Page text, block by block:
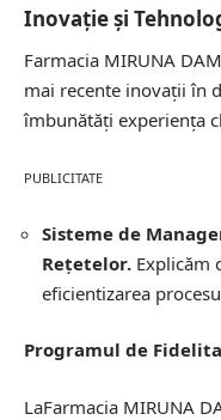
Inovație și
Farmacia MIRUNA
mai recente inovații în
îmbunătăți experiența
PUBLICITATE
Sisteme de
Rețetelor. Explicăm
eficientizarea
Programul de
LaFarmacia MIRUNA